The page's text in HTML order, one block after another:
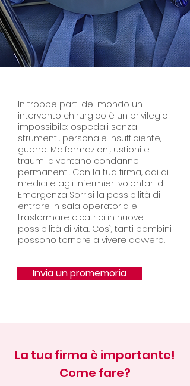
In troppe parti del mondo un
intervento chirurgico è un privilegio
impossibile: ospedali senza
strumenti, personale insufficiente,
guerre. Malformazioni, ustioni e
traumi diventano condanne
permanenti. Con la tua firma, dai ai
medici e agli infermieri volontari di
Emergenza Sorrisi la possibilità di
entrare in sala operatoria e
trasformare cicatrici in nuove
possibilità di vita. Così, tanti bambini
possono tornare a vivere davvero.
Invia un promemoria
La tua firma è importante!
Come fare?